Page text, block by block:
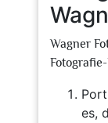
Wagner
es,